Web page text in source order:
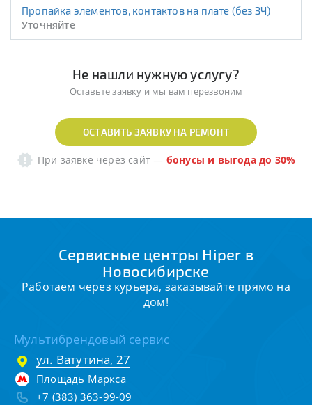
Пропайка элементов, контактов на плате (без ЗЧ)
Уточняйте
Не нашли нужную услугу?
Оставьте заявку и мы вам перезвоним
ОСТАВИТЬ ЗАЯВКУ НА РЕМОНТ
При заявке через сайт — бонусы и выгода до 30%
Сервисные центры Hiper в
Новосибирске
Работаем через курьера, заказывайте прямо на
дом!
Мультибрендовый сервис
ул. Ватутина, 27
Площадь Маркса
+7 (383) 363-99-09